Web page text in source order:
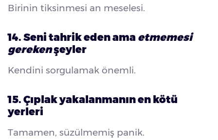
Birinin tiksinmesi an meselesi.
14. Seni tahrik eden ama etmemesi
gerekenşeyler
Kendini sorgulamak önemli.
15. Çıplak yakalanmanın en kötü
yerleri
Tamamen, süzülmemiş panik.